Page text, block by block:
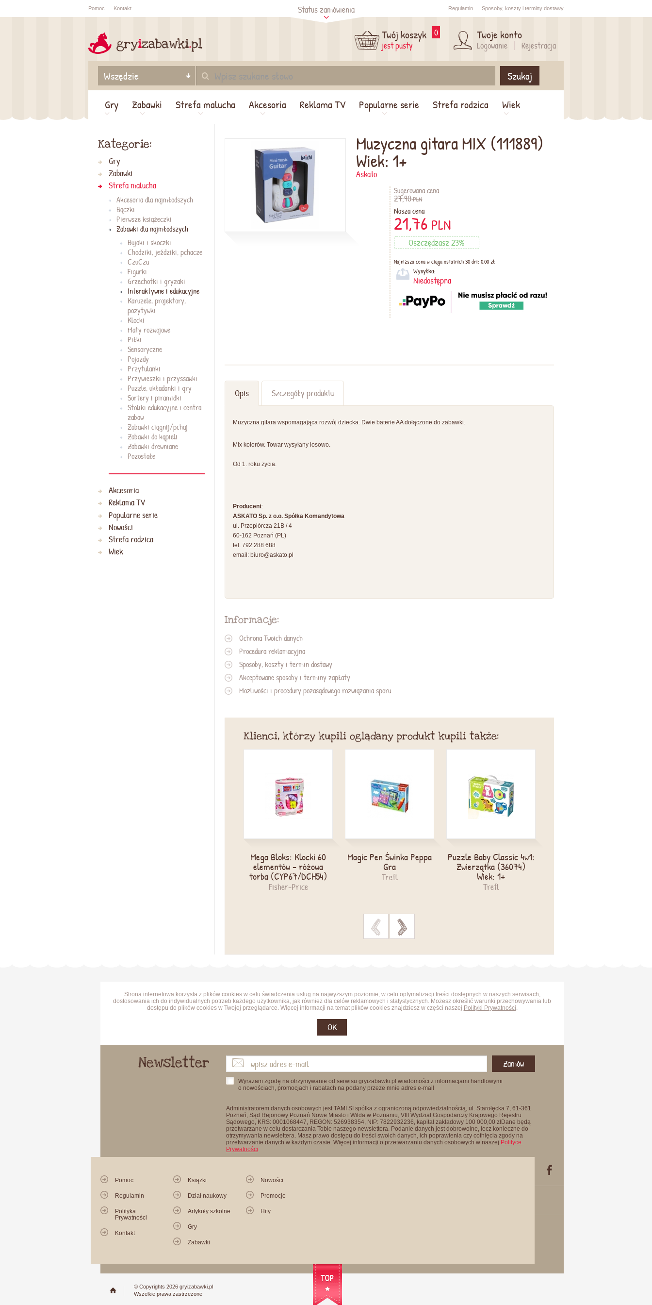
Sprawdź status Sprawdź
Pomoc Kontakt Status zamówienia Regulamin Sposoby, koszty i terminy dostawy
Twój koszyk
jest pusty
0 Twoje konto
Logowanie Rejestracja
Szukaj
Gry
Zabawki Strefa malucha Akcesoria Reklama TV Popularne serie Strefa rodzica Wiek
Muzyczna gitara MIX (111889)
Wiek: 1+
Askato
Sugerowana cena
27,90PLN
Nasza cena
21,76 PLN
Oszczędzasz 23%
Najniższa cena w ciągu ostatnich 30 dni: 0,00 zł
Wysyłka:
Niedostępna
Opis Szczegóły produktu
Muzyczna gitara wspomagająca rozwój dziecka. Dwie baterie AA dołączone do zabawki.
Mix kolorów. Towar wysyłany losowo.
Od 1. roku życia.
Producent:
ASKATO Sp. z o.o. Spółka Komandytowa
ul. Przepiórcza 21B / 4
60-162 Poznań (PL)
tel: 792 288 688
email: biuro@askato.pl
Informacje:
Ochrona Twoich danych
Procedura reklamacyjna
Sposoby, koszty i termin dostawy
Akceptowane sposoby i terminy zapłaty
Możliwości i procedury pozasądowego rozwiązania sporu
Klienci, którzy kupili oglądany produkt kupili także:
Mega Bloks: Klocki 60
elementów - różowa
torba (CYP67/DCH54)
Fisher-Price
Magic Pen Świnka Peppa
Gra
Trefl
Puzzle Baby Classic 4w1:
Zwierzątka (36074)
Wiek: 1+
Trefl
> >
Kategorie:
Gry
Zabawki
Strefa malucha
Akcesoria dla najmłodszych
Bączki
Pierwsze książeczki
Zabawki dla najmłodszych
Bujaki i skoczki
Chodziki, jeździki, pchacze
CzuCzu
Figurki
Grzechotki i gryzaki
Interaktywne i edukacyjne
Karuzele, projektory,
pozytywki
Klocki
Maty rozwojowe
Piłki
Sensoryczne
Pojazdy
Przytulanki
Przywieszki i przyssawki
Puzzle, układanki i gry
Sortery i piramidki
Stoliki edukacyjne i centra
zabaw
Zabawki ciągnij/pchaj
Zabawki do kąpieli
Zabawki drewniane
Pozostałe
Akcesoria
Reklama TV
Popularne serie
Nowości
Strefa rodzica
Wiek
Strona internetowa korzysta z plików cookies w celu świadczenia usług na najwyższym poziomie, w celu optymalizacji treści dostępnych w naszych serwisach,
dostosowania ich do indywidualnych potrzeb każdego użytkownika, jak również dla celów reklamowych i statystycznych. Możesz określić warunki przechowywania lub
dostępu do plików cookies w Twojej przeglądarce. Więcej informacji na temat plików cookies znajdziesz w części naszej Polityki Prywatności
OK
Newsletter Zamów
Wyrażam zgodę na otrzymywanie od serwisu gryizabawki.pl wiadomości z informacjami handlowymi
o nowościach, promocjach i rabatach na podany przeze mnie adres e-mail
Administratorem danych osobowych jest TAMI SI spółka z ograniczoną odpowiedzialnością, ul. Starołęcka 7, 61-361
Poznań, Sąd Rejonowy Poznań Nowe Miasto i Wilda w Poznaniu, VIII Wydział Gospodarczy Krajowego Rejestru
Sądowego, KRS: 0001068447, REGON: 526938354, NIP: 7822932236, kapitał zakładowy 100 000,00 złDane będą
przetwarzane w celu dostarczania Tobie naszego newslettera. Podanie danych jest dobrowolne, lecz konieczne do
otrzymywania newslettera. Masz prawo dostępu do treści swoich danych, ich poprawienia czy cofnięcia zgody na
przetwarzanie danych w każdym czasie. Więcej informacji o przetwarzaniu danych osobowych w naszej Polityce
Prywatności
Pomoc
Regulamin
Polityka
Prywatności
Kontakt
Książki
Dział naukowy
Artykuły szkolne
Gry
Zabawki
Nowości
Promocje
Hity
© Copyrights 2026 gryizabawki.pl
Wszelkie prawa zastrzeżone